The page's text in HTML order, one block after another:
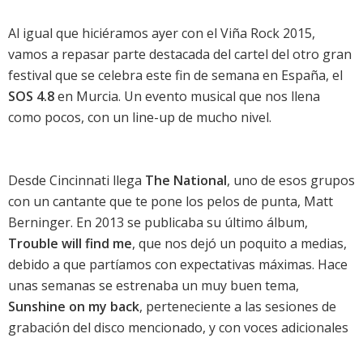
Al igual que hiciéramos ayer con el Viña Rock 2015,
vamos a repasar parte destacada del cartel del otro gran
festival que se celebra este fin de semana en España, el
SOS 4.8en Murcia. Un evento musical que nos llena
como pocos, con un line-up de mucho nivel.
Desde Cincinnati llega The National, uno de esos grupos
con un cantante que te pone los pelos de punta, Matt
Berninger. En 2013 se publicaba su último álbum,
Trouble will find me, que nos dejó un poquito a medias,
debido a que partíamos con expectativas máximas. Hace
unas semanas se estrenaba un muy buen tema,
Sunshine on my back, perteneciente a las sesiones de
grabación del disco mencionado, y con voces adicionales